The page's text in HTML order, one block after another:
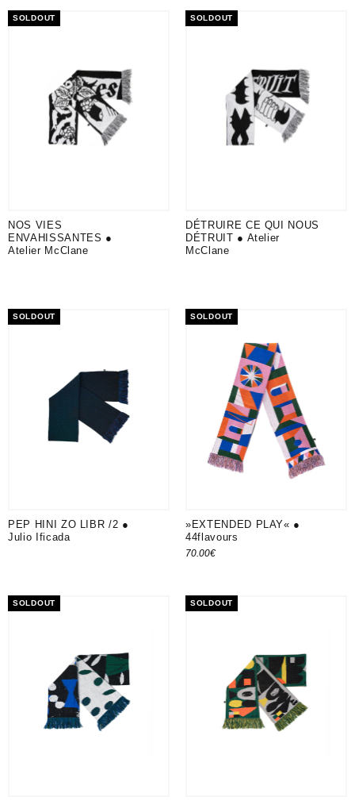
SOLDOUT
NOS VIES
ENVAHISSANTES ●
Atelier McClane
SOLDOUT
DÉTRUIRE CE QUI NOUS
DÉTRUIT ● Atelier
McClane
SOLDOUT
PEP HINI ZO LIBR /2 ●
Julio Ificada
SOLDOUT
»EXTENDED PLAY« ●
44flavours
70.00€
SOLDOUT SOLDOUT